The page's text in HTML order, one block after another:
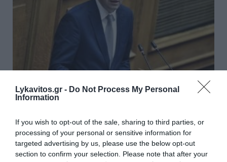
Lykavitos.gr - Do Not Process My Personal
Information
If you wish to opt-out of the sale, sharing to third parties, or
processing of your personal or sensitive information for
targeted advertising by us, please use the below opt-out
section to confirm your selection. Please note that after your
Επιτροπής Άμυνας της Βουλής για το
ουκρανικό drone
Την άμεση σύγκληση της Επιτροπής Άμυνας της Βουλής